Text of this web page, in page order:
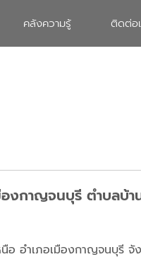
คลังความรู้ ติดต่อ
องกาญจนบุรี ตำบลบ้า
นือ อำเภอเมืองกาญจนบุรี จั